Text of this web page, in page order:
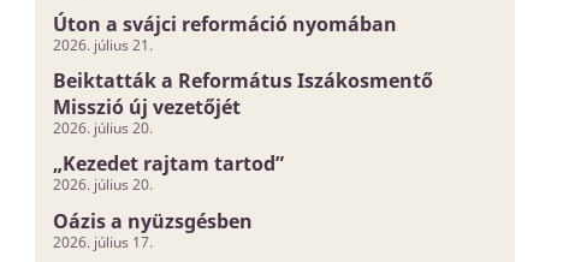
Úton a svájci reformáció nyomában
2026. július 21.
Beiktatták a Református Iszákosmentő
Misszió új vezetőjét
2026. július 20.
„Kezedet rajtam tartod”
2026. július 20.
Oázis a nyüzsgésben
2026. július 17.